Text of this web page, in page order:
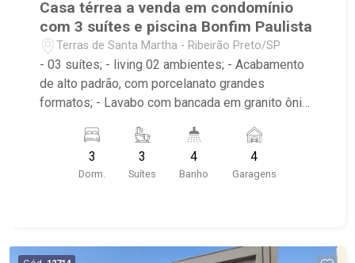
Casa térrea a venda em condomínio
com 3 suítes e piscina Bonfim Paulista
Terras de Santa Martha - Ribeirão Preto/SP
- 03 suítes; - living 02 ambientes; - Acabamento
de alto padrão, com porcelanato grandes
formatos; - Lavabo com bancada em granito ônix;
Revestimento de pedra na fachada; - Pé direito
alto; - Piscina de alvenaria e revestimento
cerâmico, preparada para aquecimento; - Ilha e
Tigre; - Infraestrutura para energia fotovoltaica; -
3
Dorm.
3
Suítes
4
Banho
4
Garagens